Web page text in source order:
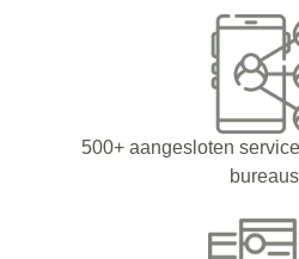
500+ aangesloten